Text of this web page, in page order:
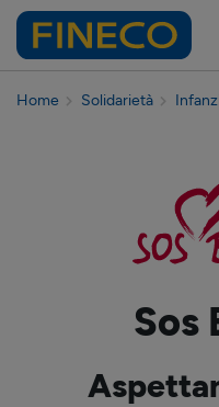
Home Solidarietà
Sos